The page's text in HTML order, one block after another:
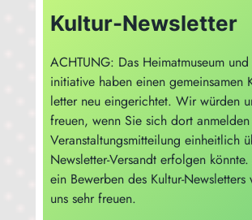
Kultur-Newsletter
ACHTUNG: Das Hei­mat­mu­se­um
in­itia­ti­ve haben einen gemein­sa­men
let­ter neu ein­ge­rich­tet. Wir wür­den
freu­en, wenn Sie sich dort
Ver­an­stal­tungs­mit­tei­lung ein­heit­lich
News­let­ter-Ver­sandt erfol­gen
ein Bewer­ben des Kul­tur-
uns sehr freuen.